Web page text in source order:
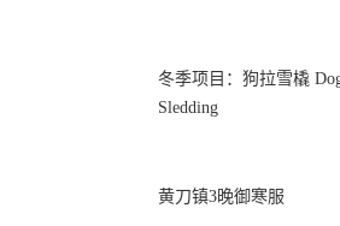
冬季项目：狗拉雪橇
Sledding
黄刀镇3晚御寒服